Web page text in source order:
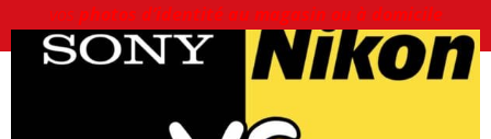
vos photos d’identité au magasin ou à domicile